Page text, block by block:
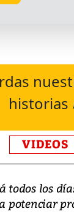
historias
VIDEOS
todos los
potenciar